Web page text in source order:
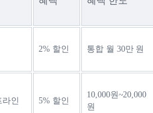
2% 할인 통합 월 30만 원
라인 5% 할인
10,000원~20,000
원